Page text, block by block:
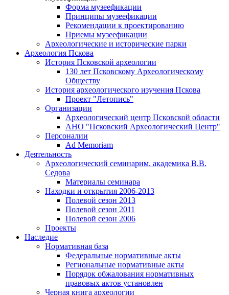
Форма музеефикации
Принципы музеефикации
Рекомендации к проектированию
Приемы музеефикации
Археологические и исторические парки
Археология Пскова
История Псковской археологии
130 лет Псковскому Археологическому
Обществу
История археологического изучения Пскова
Проект "Летопись"
Организации
Археологический центр Псковской области
АНО "Псковский Археологический Центр"
Персоналии
Ad Memoriam
Деятельность
Археологический семинарим. академика В.В.
Седова
Материалы семинара
Находки и открытия 2006-2013
Полевой сезон 2013
Полевой сезон 2011
Полевой сезон 2006
Проекты
Наследие
Нормативная база
Федеральные нормативные акты
Региональные нормативные акты
Порядок обжалования нормативных
правовых актов установлен
Черная книга археологии